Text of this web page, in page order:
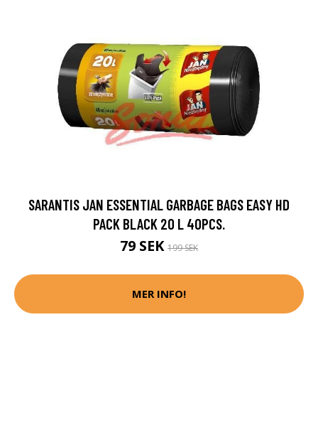
SARANTIS JAN ESSENTIAL GARBAGE BAGS EASY HD
PACK BLACK 20 L 40PCS.
79 SEK 199 SEK
MER INFO!